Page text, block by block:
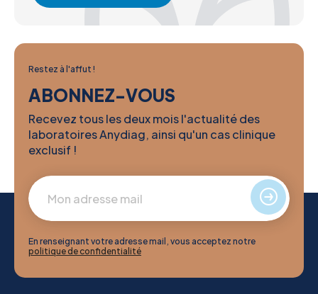
Restez à l'affut !
ABONNEZ-VOUS
Recevez tous les deux mois l'actualité des
laboratoires Anydiag, ainsi qu'un cas clinique
exclusif !
En renseignant votre adresse mail, vous acceptez notre
politique de confidentialité